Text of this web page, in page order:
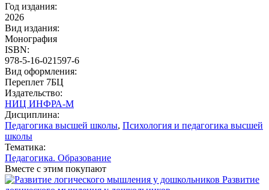
Год издания:
2026
Вид издания:
Монография
ISBN:
978-5-16-021597-6
Вид оформления:
Переплет 7БЦ
Издательство:
НИЦ ИНФРА-М
Дисциплина:
Педагогика высшей школы, Психология и педагогика высшей
школы
Тематика:
Педагогика. Образование
Вместе с этим покупают
Развитие